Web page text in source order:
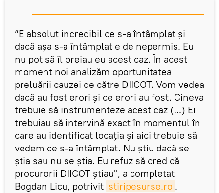
”E absolut incredibil ce s-a întâmplat și
dacă așa s-a întâmplat e de nepermis. Eu
nu pot să îl preiau eu acest caz. În acest
moment noi analizăm oportunitatea
preluării cauzei de către DIICOT. Vom vedea
dacă au fost erori și ce erori au fost. Cineva
trebuie să instrumenteze acest caz (...) Ei
trebuiau să intervină exact în momentul în
care au identificat locația și aici trebuie să
vedem ce s-a întâmplat. Nu știu dacă se
știa sau nu se știa. Eu refuz să cred că
procurorii DIICOT știau", a completat
Bogdan Licu, potrivit stiripesurse.ro .